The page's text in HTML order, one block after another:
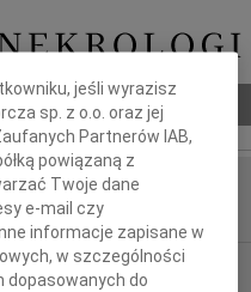
Bąk
jeśli wyrazisz
sp. z o.o. oraz jej
Partnerów IAB,
powiązaną z
Twoje dane
e-mail czy
informacje zapisane w
w szczególności
dopasowanych do